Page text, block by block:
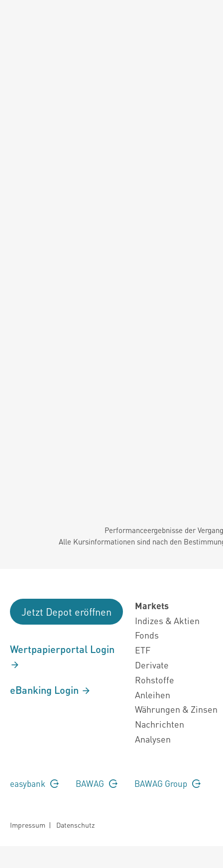
Performanceergebnisse der
Alle Kursinformationen sind nach den
Jetzt Depot eröffnen
Wertpapierportal Login
eBanking Login
Markets
Indizes & Aktien
Fonds
ETF
Derivate
Rohstoffe
Anleihen
Währungen & Zinsen
Nachrichten
Analysen
easybank BAWAG BAWAG Group
Impressum | Datenschutz